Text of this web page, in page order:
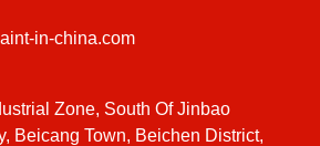
in-china.com
Zone, South Of Jinbao
Beicang Town, Beichen District,